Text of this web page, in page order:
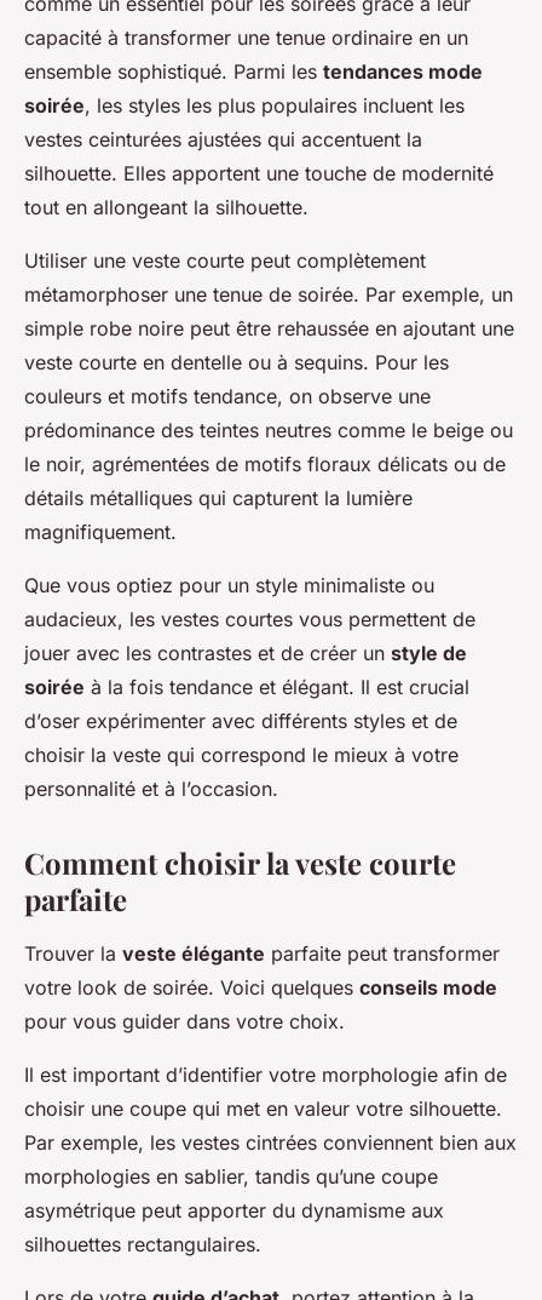
capacité à transformer une tenue ordinaire en un
ensemble sophistiqué. Parmi les tendances mode
soirée, les styles les plus populaires incluent les
vestes ceinturées ajustées qui accentuent la
silhouette. Elles apportent une touche de modernité
tout en allongeant la silhouette.
Utiliser une veste courte peut complètement
métamorphoser une tenue de soirée. Par exemple, un
simple robe noire peut être rehaussée en ajoutant une
veste courte en dentelle ou à sequins. Pour les
couleurs et motifs tendance, on observe une
prédominance des teintes neutres comme le beige ou
le noir, agrémentées de motifs floraux délicats ou de
détails métalliques qui capturent la lumière
magnifiquement.
Que vous optiez pour un style minimaliste ou
audacieux, les vestes courtes vous permettent de
jouer avec les contrastes et de créer un style de
soirée à la fois tendance et élégant. Il est crucial
d’oser expérimenter avec différents styles et de
choisir la veste qui correspond le mieux à votre
personnalité et à l’occasion.
Comment choisir la veste courte
parfaite
Trouver la veste élégante parfaite peut transformer
votre look de soirée. Voici quelques conseils mode
pour vous guider dans votre choix.
Il est important d’identifier votre morphologie afin de
choisir une coupe qui met en valeur votre silhouette.
Par exemple, les vestes cintrées conviennent bien aux
morphologies en sablier, tandis qu’une coupe
asymétrique peut apporter du dynamisme aux
silhouettes rectangulaires.